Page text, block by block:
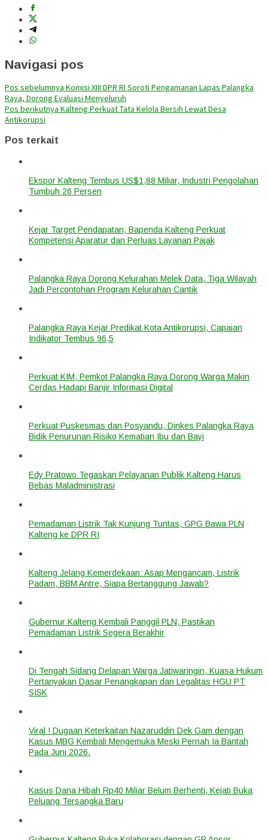
Navigasi pos
Pos sebelumnya Komisi XIII DPR RI Soroti Pengamanan Lapas Palangka
Raya, Dorong Evaluasi Menyeluruh
Pos berikutnya Kalteng Perkuat Tata Kelola Bersih Lewat Desa
Antikorupsi
Pos terkait
Ekspor Kalteng Tembus US$1,88 Miliar, Industri Pengolahan
Tumbuh 26 Persen
Kejar Target Pendapatan, Bapenda Kalteng Perkuat
Kompetensi Aparatur dan Perluas Layanan Pajak
Palangka Raya Dorong Kelurahan Melek Data, Tiga Wilayah
Jadi Percontohan Program Kelurahan Cantik
Palangka Raya Kejar Predikat Kota Antikorupsi, Capaian
Indikator Tembus 96,5
Perkuat KIM, Pemkot Palangka Raya Dorong Warga Makin
Cerdas Hadapi Banjir Informasi Digital
Perkuat Puskesmas dan Posyandu, Dinkes Palangka Raya
Bidik Penurunan Risiko Kematian Ibu dan Bayi
Edy Pratowo Tegaskan Pelayanan Publik Kalteng Harus
Bebas Maladministrasi
Pemadaman Listrik Tak Kunjung Tuntas, GPG Bawa PLN
Kalteng ke DPR RI
Kalteng Jelang Kemerdekaan: Asap Mengancam, Listrik
Padam, BBM Antre, Siapa Bertanggung Jawab?
Gubernur Kalteng Kembali Panggil PLN, Pastikan
Pemadaman Listrik Segera Berakhir
Di Tengah Sidang Delapan Warga Jatiwaringin, Kuasa Hukum
Pertanyakan Dasar Penangkapan dan Legalitas HGU PT
SISK
Viral ! Dugaan Keterkaitan Nazaruddin Dek Gam dengan
Kasus MBG Kembali Mengemuka Meski Pernah Ia Bantah
Pada Juni 2026.
Kasus Dana Hibah Rp40 Miliar Belum Berhenti, Kejati Buka
Peluang Tersangka Baru